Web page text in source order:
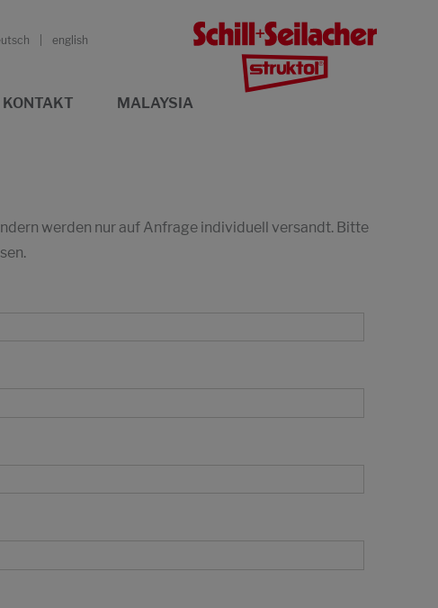
english
KONTAKT MALAYSIA
werden nur auf Anfrage individuell versandt. Bitte